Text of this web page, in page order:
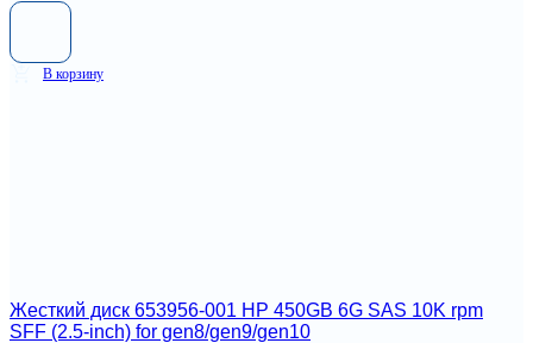
В корзину
Жесткий диск 653956-001 HP 450GB 6G SAS 10K rpm
SFF (2.5-inch) for gen8/gen9/gen10